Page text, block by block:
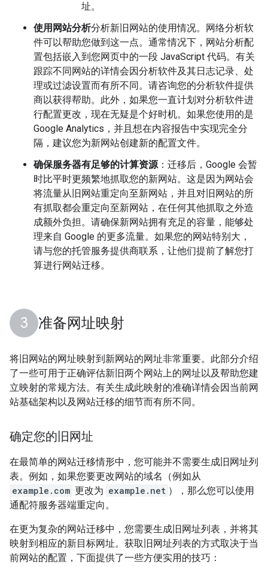
址。
使用网站分析分析新旧网站的使用情况。网络分析软
件可以帮助您做到这一点。通常情况下，网站分析配
置包括嵌入到您网页中的一段 JavaScript 代码。有关
跟踪不同网站的详情会因分析软件及其日志记录、处
理或过滤设置而有所不同。请咨询您的分析软件提供
商以获得帮助。此外，如果您一直计划对分析软件进
行配置更改，现在无疑是个好时机。如果您使用的是
Google Analytics，并且想在内容报告中实现完全分
隔，建议您为新网站创建新的配置文件。
确保服务器有足够的计算资源：迁移后，Google 会暂
时比平时更频繁地抓取您的新网站。这是因为网站会
将流量从旧网站重定向至新网站，并且对旧网站的所
有抓取都会重定向至新网站，在任何其他抓取之外造
成额外负担。请确保新网站拥有充足的容量，能够处
理来自 Google 的更多流量。如果您的网站特别大，
请与您的托管服务提供商联系，让他们提前了解您打
算进行网站迁移。
准备网址映射
将旧网站的网址映射到新网站的网址非常重要。此部分介绍
了一些可用于正确评估新旧两个网站上的网址以及帮助您建
立映射的常规方法。有关生成此映射的准确详情会因当前网
站基础架构以及网站迁移的细节而有所不同。
确定您的旧网址
在最简单的网站迁移情形中，您可能并不需要生成旧网址列
表。例如，如果您要更改网站的域名（例如从
example.com 更改为 example.net ），那么您可以使用
通配符服务器端重定向。
在更为复杂的网站迁移中，您需要生成旧网址列表，并将其
映射到相应的新目标网址。获取旧网址列表的方式取决于当
前网站的配置，下面提供了一些方便实用的技巧：